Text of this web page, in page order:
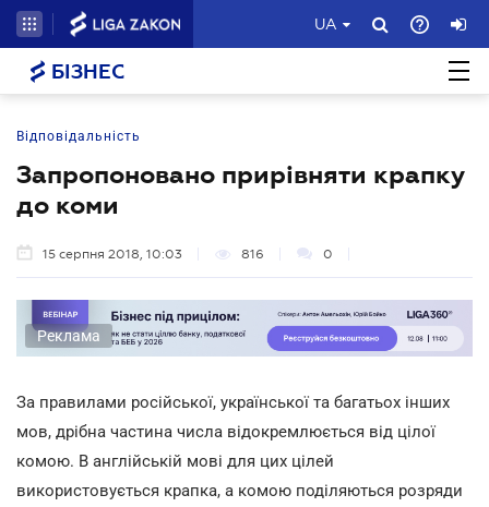
UA
БІЗНЕС
Відповідальність
Запропоновано прирівняти крапку
до коми
15 серпня 2018, 10:03 816 0
Реклама
За правилами російської, української та багатьох інших
мов, дрібна частина числа відокремлюється від цілої
комою. В англійській мові для цих цілей
використовується крапка, а комою поділяються розряди